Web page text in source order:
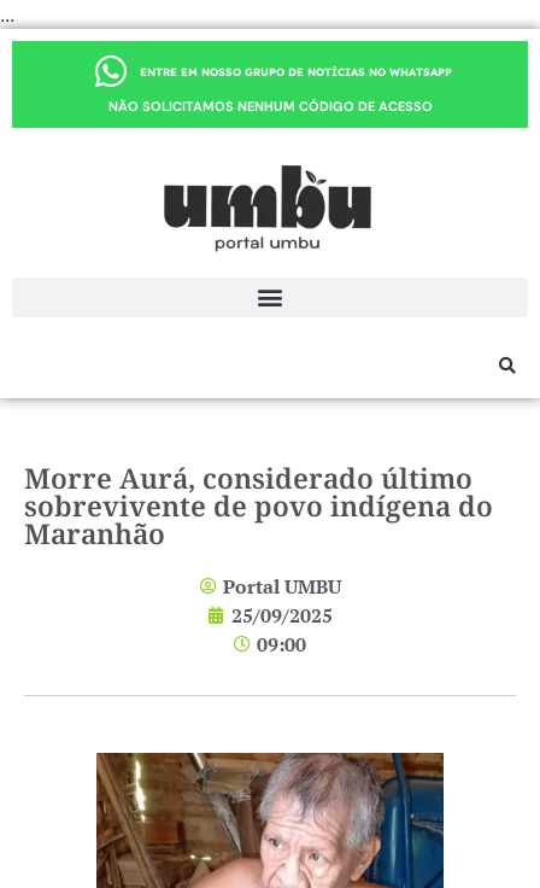
...
ENTRE EM NOSSO GRUPO DE NOTÍCIAS NO WHATSAPP
NÃO SOLICITAMOS NENHUM CÓDIGO DE ACESSO
Morre Aurá, considerado último
sobrevivente de povo indígena do
Maranhão
Portal UMBU
25/09/2025
09:00